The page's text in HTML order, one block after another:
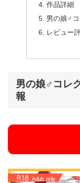
作品詳細
男の娘♂
レビュー
男の娘♂コレ
報